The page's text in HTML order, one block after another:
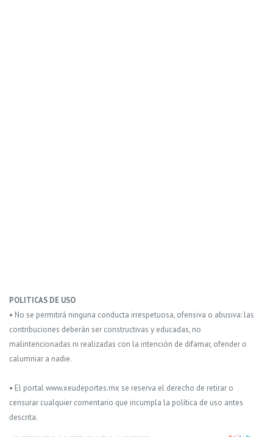
POLITICAS DE USO
• No se permitirá ninguna conducta irrespetuosa, ofensiva o abusiva: las
contribuciones deberán ser constructivas y educadas, no
malintencionadas ni realizadas con la intención de difamar, ofender o
calumniar a nadie.
• El portal www.xeudeportes.mx se reserva el derecho de retirar o
censurar cualquier comentario que incumpla la política de uso antes
descrita.